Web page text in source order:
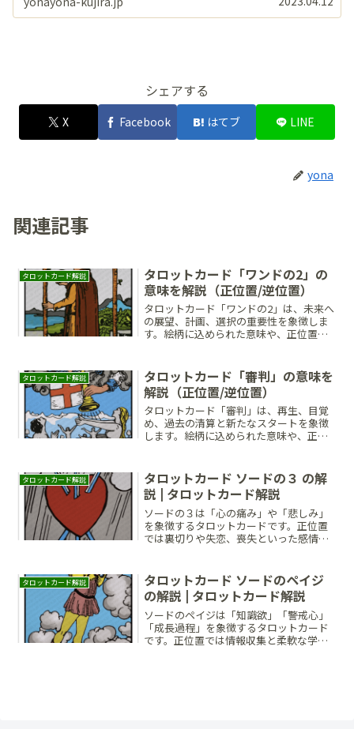
シェアする
X Facebook はてブ LINE
yona
関連記事
タロットカード解説
タロットカード「ワンドの2」の
意味を解説（正位置/逆位置）
タロットカード「ワンドの2」は、未来へ
の展望、計画、選択の重要性を象徴しま
す。絵柄に込められた意味や、正位置・
踏み出すためのヒントを詳しく解説。視
野を広げ、確かなビジョンを持って次の
ステージへ進みましょう。
タロットカード解説
タロットカード「審判」の意味を
解説（正位置/逆位置）
タロットカード「審判」は、再生、目覚
め、過去の清算と新たなスタートを象徴
します。絵柄に込められた意味や、正位
い人生へ進むためのヒントを詳しく解
説。過去を乗り越え、未来へと向かう勇
気を手に入れましょう。
タロットカード解説
タロットカード ソードの３ の解
説 | タロットカード解説
ソードの３は「心の痛み」や「悲しみ」
を象徴するタロットカードです。正位置
では裏切りや失恋、喪失といった感情的
ることで新たな成長と希望を手にするチ
ャンスが訪れるでしょう。
タロットカード解説
タロットカード ソードのペイジ
の解説 | タロットカード解説
ソードのペイジは「知識欲」「警戒心」
「成長過程」を象徴するタロットカード
です。正位置では情報収集と柔軟な学び